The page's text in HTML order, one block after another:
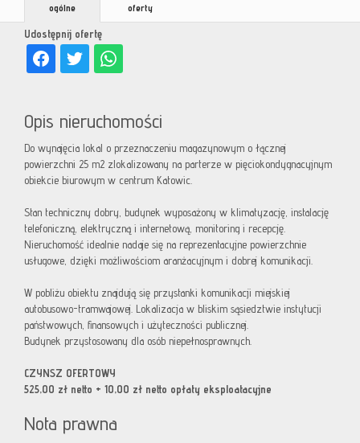
Udostępnij ofertę
ogólne
oferty
Opis nieruchomości
Do wynajęcia lokal o przeznaczeniu magazynowym o łącznej
powierzchni 25 m2 zlokalizowany na parterze w pięciokondygnacyjnym
obiekcie biurowym w centrum Katowic.
Stan techniczny dobry, budynek wyposażony w klimatyzację, instalację
telefoniczną, elektryczną i internetową, monitoring i recepcję.
Nieruchomość idealnie nadaje się na reprezentacyjne powierzchnie
usługowe, dzięki możliwościom aranżacyjnym i dobrej komunikacji.
W pobliżu obiektu znajdują się przystanki komunikacji miejskiej
autobusowo-tramwajowej. Lokalizacja w bliskim sąsiedztwie instytucji
państwowych, finansowych i użyteczności publicznej.
Budynek przystosowany dla osób niepełnosprawnych.
CZYNSZ OFERTOWY
525,00 zł netto + 10,00 zł netto opłaty eksploatacyjne
Nota prawna